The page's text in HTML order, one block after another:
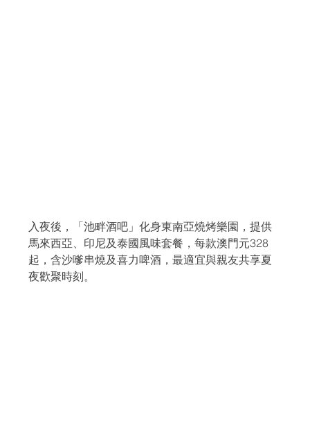
入夜後，「池畔酒吧」化身東南亞燒烤樂園，提供
馬來西亞、印尼及泰國風味套餐，每款澳門元328
起，含沙嗲串燒及喜力啤酒，最適宜與親友共享夏
夜歡聚時刻。